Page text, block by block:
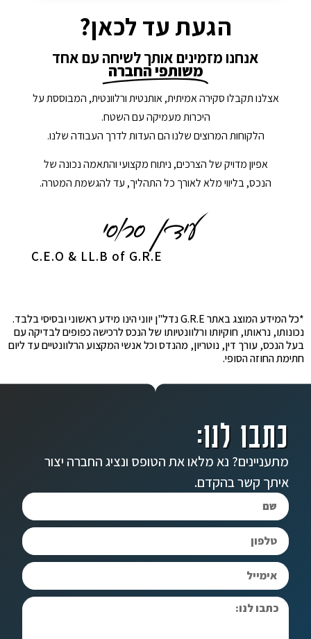
הגעת עד לכאן?
אנחנו מזמינים אותך לשיחה עם אחד
משותפי החברה
אצלנו תקבלו סקירה אמיתית, אותנטית ורלוונטית, המבוססת על
היכרות מעמיקה עם השטח.
הלקוחות המרוצים שלנו הם העדות לדרך העבודה שלנו.
אפיון מדויק של הצרכים, ניתוח מקצועי והתאמה נכונה של
הנכס, בליווי מלא לאורך כל התהליך, עד להגשמת המטרה.
C.E.O & LL.B of G.R.E
*כל המידע המוצג באתר G.R.E נדל"ן יווני הינו מידע ראשוני ובסיסי בלבד.
נכונותו, נראותו, חוקיותו ורלוונטיותו של הנכס לרכישה כפופים לבדיקה עם
בעל הנכס, עורך דין, נוטריון, מהנדס וכל אנשי המקצוע הרלוונטיים עד ליום
חתימת החוזה הסופי.
כתבו לנו:
מתעניינים? נא מלאו את הטופס ונציג החברה יצור
איתך קשר בהקדם.